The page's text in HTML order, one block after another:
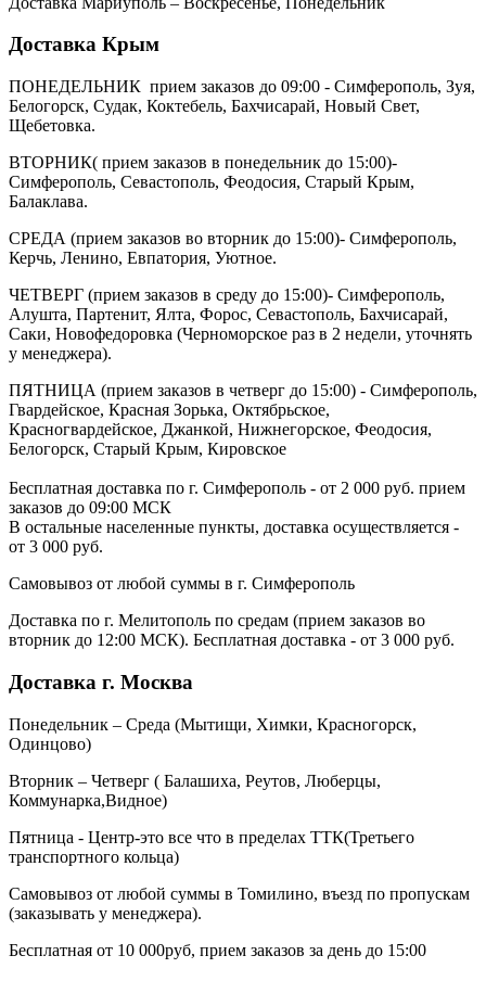
Доставка Крым
ПОНЕДЕЛЬНИК прием заказов до 09:00 - Симферополь, Зуя,
Белогорск, Судак, Коктебель, Бахчисарай, Новый Свет,
Щебетовка.
ВТОРНИК( прием заказов в понедельник до 15:00)-
Симферополь, Севастополь, Феодосия, Старый Крым,
Балаклава.
СРЕДА (прием заказов во вторник до 15:00)- Симферополь,
Керчь, Ленино, Евпатория, Уютное.
ЧЕТВЕРГ (прием заказов в среду до 15:00)- Симферополь,
Алушта, Партенит, Ялта, Форос, Севастополь, Бахчисарай,
Саки, Новофедоровка (Черноморское раз в 2 недели, уточнять
у менеджера).
ПЯТНИЦА (прием заказов в четверг до 15:00) - Симферополь,
Гвардейское, Красная Зорька, Октябрьское,
Красногвардейское, Джанкой, Нижнегорское, Феодосия,
Белогорск, Старый Крым, Кировское
Бесплатная доставка по г. Симферополь - от 2 000 руб. прием
заказов до 09:00 МСК
В остальные населенные пункты, доставка осуществляется -
от 3 000 руб.
Самовывоз от любой суммы в г. Симферополь
Доставка по г. Мелитополь по средам (прием заказов во
вторник до 12:00 МСК). Бесплатная доставка - от 3 000 руб.
Доставка г. Москва
Понедельник – Среда (Мытищи, Химки, Красногорск,
Одинцово)
Вторник – Четверг ( Балашиха, Реутов, Люберцы,
Коммунарка,Видное)
Пятница - Центр-это все что в пределах ТТК(Третьего
транспортного кольца)
Самовывоз от любой суммы в Томилино, въезд по пропускам
(заказывать у менеджера).
Бесплатная от 10 000руб, прием заказов за день до 15:00